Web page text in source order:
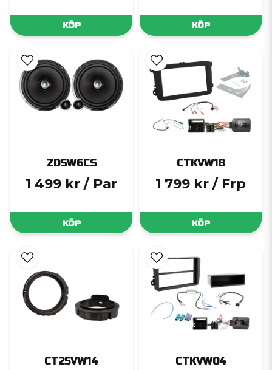
KÖP KÖP
ZDSW6CS
1 499 kr / Par
KÖP
CTKVW18
1 799 kr / Frp
KÖP
CT25VW14 CTKVW04